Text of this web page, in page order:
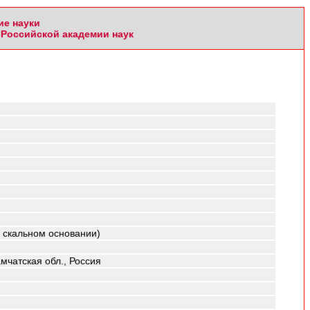
науки
академии наук
основании)
обл., Россия